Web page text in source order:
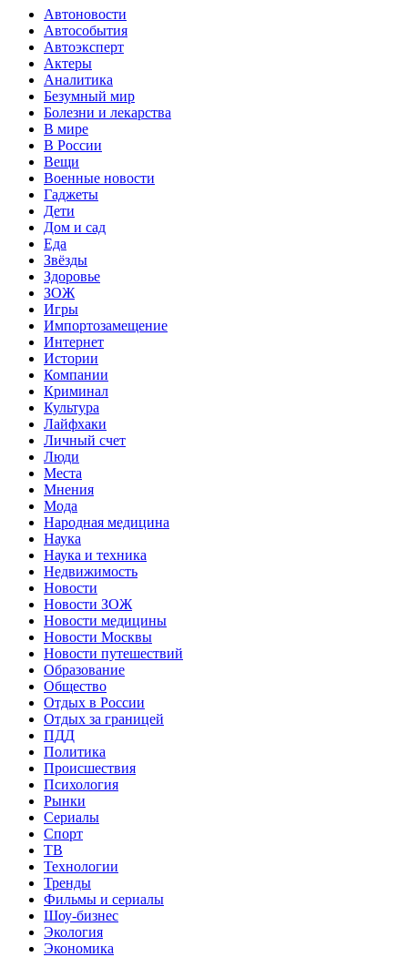
Автоновости
Автособытия
Автоэксперт
Актеры
Аналитика
Безумный мир
Болезни и лекарства
В мире
В России
Вещи
Военные новости
Гаджеты
Дети
Дом и сад
Еда
Звёзды
Здоровье
ЗОЖ
Игры
Импортозамещение
Интернет
Истории
Компании
Криминал
Культура
Лайфхаки
Личный счет
Люди
Места
Мнения
Мода
Народная медицина
Наука
Наука и техника
Недвижимость
Новости
Новости ЗОЖ
Новости медицины
Новости Москвы
Новости путешествий
Образование
Общество
Отдых в России
Отдых за границей
ПДД
Политика
Происшествия
Психология
Рынки
Сериалы
Спорт
ТВ
Технологии
Тренды
Фильмы и сериалы
Шоу-бизнес
Экология
Экономика